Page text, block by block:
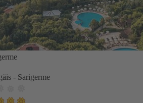
- Sarigerme